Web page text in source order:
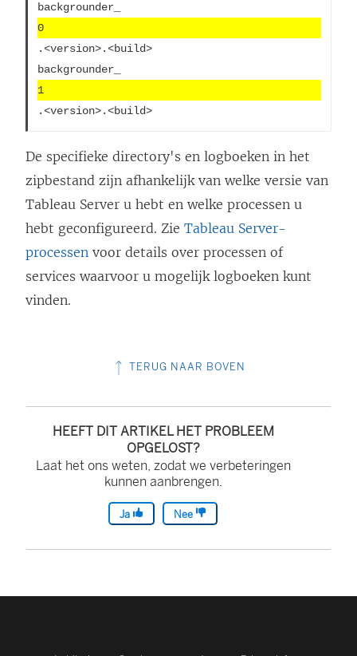
backgrounder_
0
.<version>.<build>
backgrounder_
1
.<version>.<build>
De specifieke directory's en logboeken in het
zipbestand zijn afhankelijk van welke versie van
Tableau Server u hebt en welke processen u
hebt geconfigureerd. Zie Tableau Server-
processen voor details over processen of
services waarvoor u mogelijk logboeken kunt
vinden.
TERUG NAAR BOVEN
HEEFT DIT ARTIKEL HET PROBLEEM
OPGELOST?
Laat het ons weten, zodat we verbeteringen
kunnen aanbrengen.
Ja Nee